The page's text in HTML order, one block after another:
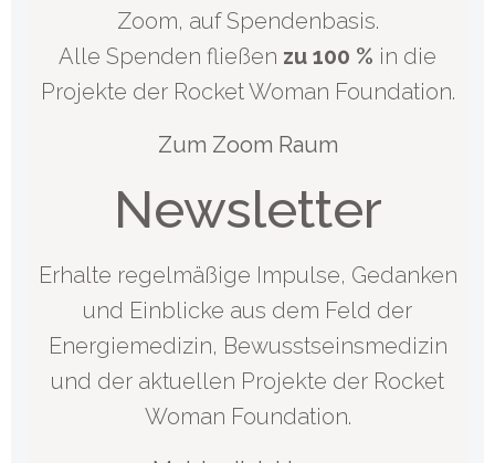
Zoom, auf Spendenbasis.
Alle Spenden fließen zu 100 % in die
Projekte der Rocket Woman Foundation.
Zum Zoom Raum
Newsletter
Erhalte regelmäßige Impulse, Gedanken
und Einblicke aus dem Feld der
Energiemedizin, Bewusstseinsmedizin
und der aktuellen Projekte der Rocket
Woman Foundation.